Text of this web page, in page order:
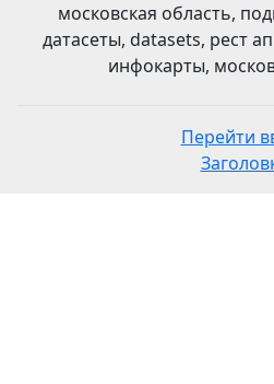
московская область,
датасеты, datasets, рест
инфокарты,
Перейти